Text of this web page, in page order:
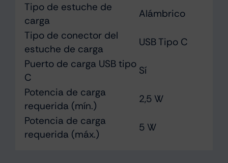
Tipo de estuche de
carga
Alámbrico
Tipo de conector del
estuche de carga
USB Tipo C
Puerto de carga USB tipo
C
Sí
Potencia de carga
requerida (mín.)
2,5 W
Potencia de carga
requerida (máx.)
5 W